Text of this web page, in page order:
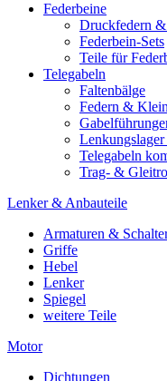
Federbeine
Druckfedern &
Federbein-Sets
Teile für
Telegabeln
Faltenbälge
Federn &
Telegabeln
Trag- &
Lenker & Anbauteile
Armaturen &
Griffe
Hebel
Lenker
Spiegel
weitere Teile
Motor
Dichtungen